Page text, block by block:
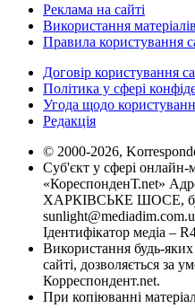
Реклама на сайті
Використання
Правила користування
Договір користування
Політика у сфері
Угода щодо
Редакція
© 2000-2026,
Суб'єкт у сфері онлайн-
«КореспонденТ.net»
ХАРКІВСЬКЕ ШОСЕ,
Ідентифікатор медіа –
Використання будь-
сайті, дозволяється за
Корреспондент.net.
При копіюванні